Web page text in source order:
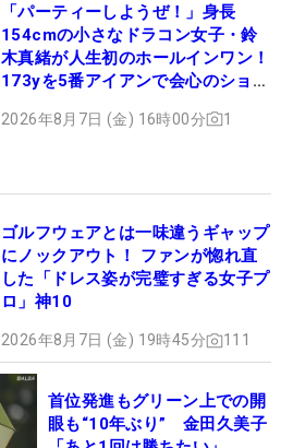
「パーティーしようぜ！」身長
154cmの小さなドラコン女子・鈴
木真緒が人生初のホールインワン！
173yを5番アイアンで会心のショッ
2026年8月7日 (金) 16時00分 1
ゴルフウェアとは一味違うギャップ
にノックアウト！ ファンが惚れ直
した「ドレス姿が完璧すぎる女子プ
ロ」神10
2026年8月7日 (金) 19時45分 111
首位発進もグリーン上での開
眼も“10年ぶり” 金田久美子